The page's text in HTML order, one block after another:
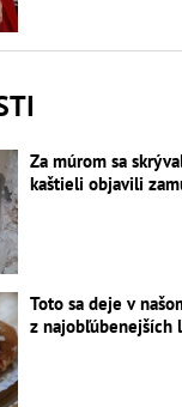
Za múrom sa
kaštieli objavili
Toto sa deje v
z najobľúbenejších